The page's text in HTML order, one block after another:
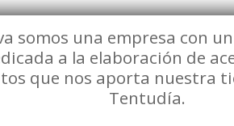
somos una empresa con
a la elaboración de
que nos aporta nuestra
Tentudía.